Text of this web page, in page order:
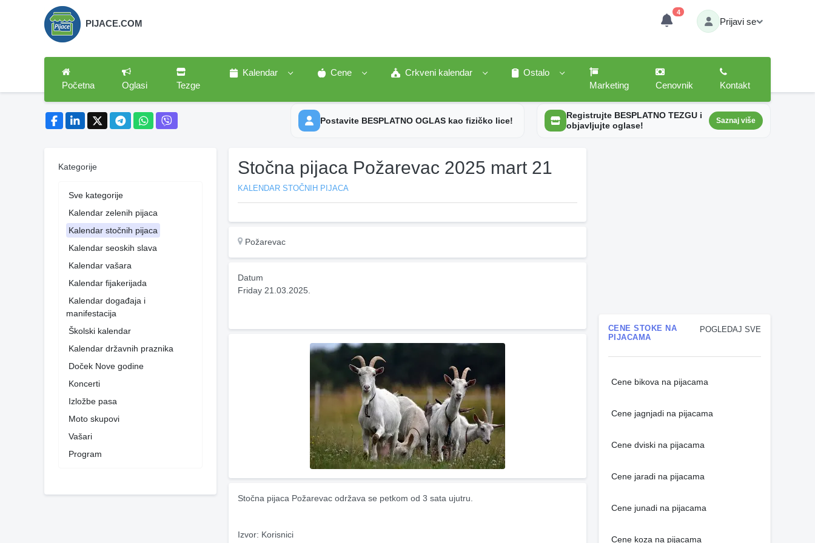
PIJACE.COM
4
Prijavi se
Početna Oglasi Tezge
Kalendar Cene Crkveni kalendar
Ostalo
Marketing
Cenovnik Kontakt
Postavite BESPLATNO OGLAS kao fizičko lice!
Registrujte BESPLATNO TEZGU i
objavljujte oglase!
Saznaj više
Kategorije
Sve kategorije
Kalendar zelenih pijaca
Kalendar stočnih pijaca
Kalendar seoskih slava
Kalendar vašara
Kalendar fijakerijada
Kalendar događaja i
manifestacija
Školski kalendar
Kalendar državnih praznika
Doček Nove godine
Koncerti
Izložbe pasa
Moto skupovi
Vašari
Program
Stočna pijaca Požarevac 2025 mart 21
KALENDAR STOČNIH PIJACA
Požarevac
Datum
Friday 21.03.2025.
Stočna pijaca Požarevac održava se petkom od 3 sata ujutru.
Izvor: Korisnici
POGLEDAJ SVE
CENE STOKE NA
PIJACAMA
Cene bikova na pijacama
Cene jagnjadi na pijacama
Cene dviski na pijacama
Cene jaradi na pijacama
Cene junadi na pijacama
Cene koza na pijacama